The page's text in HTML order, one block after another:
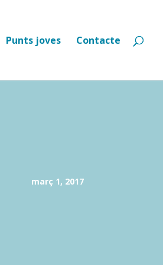
Punts joves Contacte
març 1, 2017